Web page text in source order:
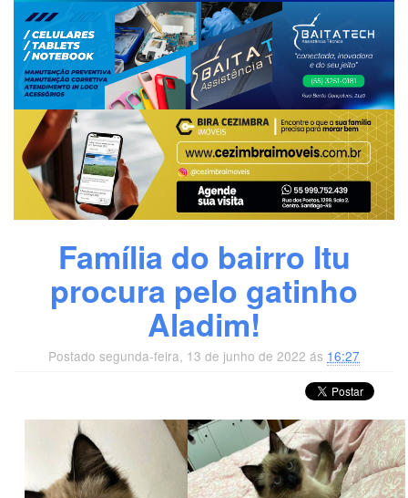
Família do bairro Itu
procura pelo gatinho
Aladim!
Postado segunda-feira, 13 de junho de 2022 ás 16:27